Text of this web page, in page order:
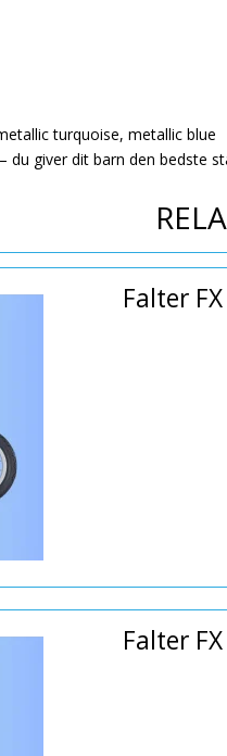
turquoise, metallic blue
du giver dit barn den
Falter
Falter